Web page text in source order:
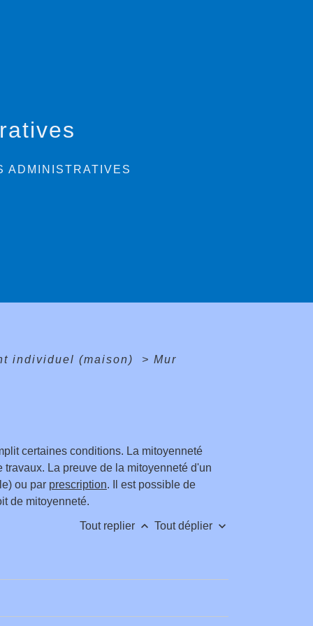
ADMINISTRATIVES
individuel (maison) > Mur
certaines conditions. La mitoyenneté
La preuve de la mitoyenneté d'un
ou par prescription. Il est possible de
de mitoyenneté.
Tout replier keyboard_arrow_up Tout déplier keyboard_arrow_down